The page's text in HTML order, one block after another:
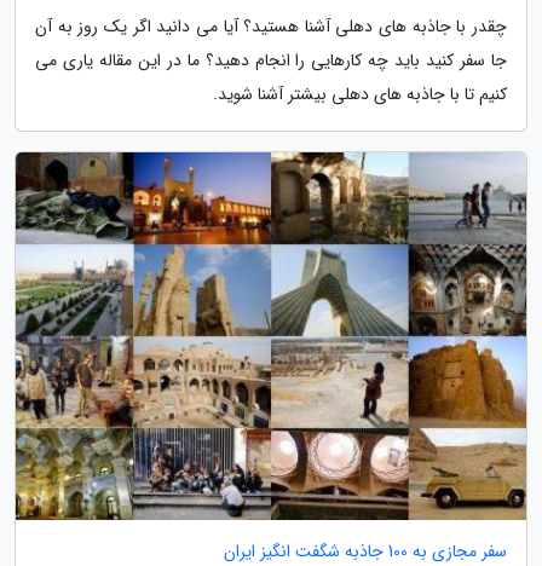
چقدر با جاذبه های دهلی آشنا هستید؟ آیا می دانید اگر یک روز به آن
جا سفر کنید باید چه کارهایی را انجام دهید؟ ما در این مقاله یاری می
کنیم تا با جاذبه های دهلی بیشتر آشنا شوید.
سفر مجازی به 100 جاذبه شگفت انگیز ایران